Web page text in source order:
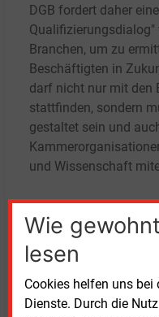
Wie
lesen
Cookies helfen uns bei
Dienste. Durch die
DGB fordert daher
Branchen, um zu
Beschäftigten in
darf nicht nur mit den
stattfinden, sondern
gestaltet sein und
und Wissenschaft
Der DGB fordert die
aufkommenden
bei der
zurückgreifen, "in
besteht". Ingenieure,